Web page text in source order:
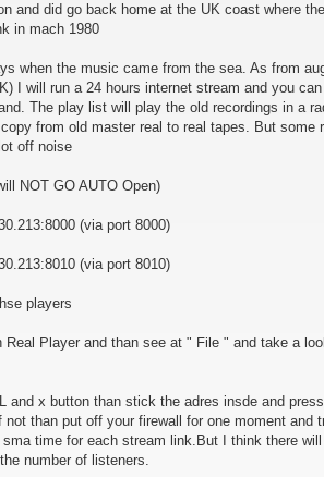
and did go back home at the UK coast where
in mach 1980
when the music came from the sea. As from
I will run a 24 hours internet stream and you
The play list will play the old recordings in a
from old master real to real tapes. But some
off noise
NOT GO AUTO Open)
(via port 8000)
(via port 8010)
players
Player and than see at " File " and take a
x button than stick the adres insde and
than put off your firewall for one moment and
time for each stream link.But I think there
number of listeners.